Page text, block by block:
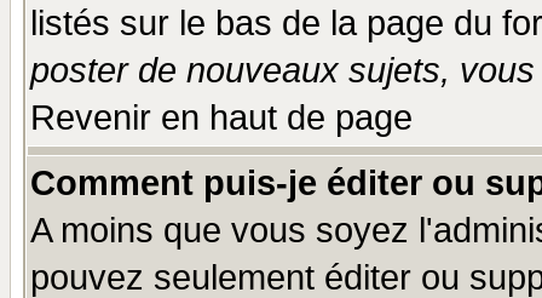
listés sur le bas de la page du
poster de nouveaux sujets,
Revenir en haut de page
Comment puis-je éditer ou
A moins que vous soyez
pouvez seulement éditer ou